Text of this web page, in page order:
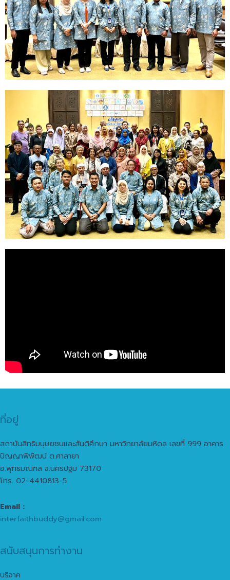
ที่อยู่
สถาบันสิทธิมนุษยชนและสันติศึกษา มหาวิทยาลัยมหิดล เลขที่ 999 อาคาร
ปัญญาพิพัฒน์ ต.ศาลายา
อ.พุทธมณฑล จ.นครปฐม 73170
โทร. 02-4410813-5
Email :
interfaithbuddy@gmail.com
สนับสนุนการทำงาน
บริจาค